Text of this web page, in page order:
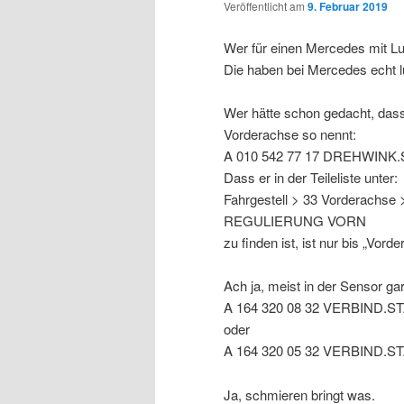
Veröffentlicht am 9. Februar 2019
Wer für einen Mercedes mit
Die haben bei Mercedes echt
Wer hätte schon gedacht,
Vorderachse so nennt:
A 010 542 77 17
Dass er in der Teileliste unter:
Fahrgestell > 33 Vorderachse
REGULIERUNG VORN
zu finden ist, ist nur bis
Ach ja, meist in der Sensor
A 164 320 08 32
oder
A 164 320 05 32
Ja, schmieren bringt was.